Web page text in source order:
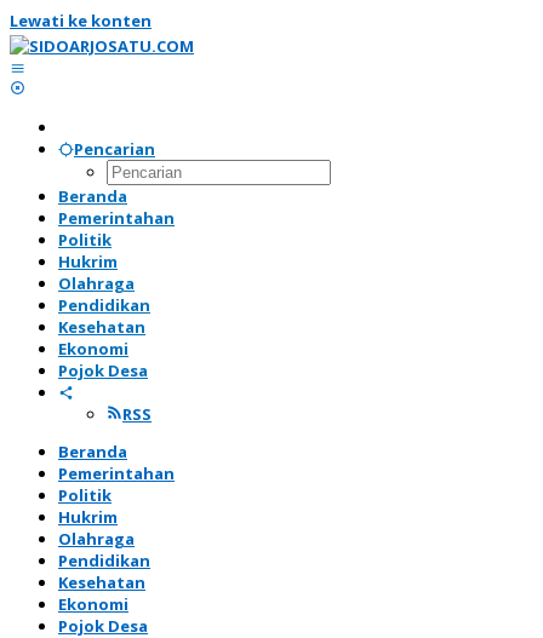
Lewati ke konten
Pencarian
Beranda
Pemerintahan
Politik
Hukrim
Olahraga
Pendidikan
Kesehatan
Ekonomi
Pojok Desa
RSS
Beranda
Pemerintahan
Politik
Hukrim
Olahraga
Pendidikan
Kesehatan
Ekonomi
Pojok Desa